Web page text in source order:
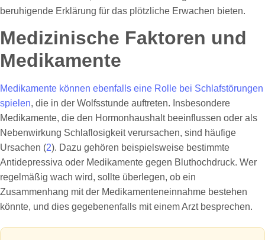
beruhigende Erklärung für das plötzliche Erwachen bieten.
Medizinische Faktoren und
Medikamente
Medikamente können ebenfalls eine Rolle bei Schlafstörungen
spielen, die in der Wolfsstunde auftreten. Insbesondere
Medikamente, die den Hormonhaushalt beeinflussen oder als
Nebenwirkung Schlaflosigkeit verursachen, sind häufige
Ursachen (2). Dazu gehören beispielsweise bestimmte
Antidepressiva oder Medikamente gegen Bluthochdruck. Wer
regelmäßig wach wird, sollte überlegen, ob ein
Zusammenhang mit der Medikamenteneinnahme bestehen
könnte, und dies gegebenenfalls mit einem Arzt besprechen.